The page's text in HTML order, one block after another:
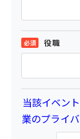
役職
当該イベン
業のプライ